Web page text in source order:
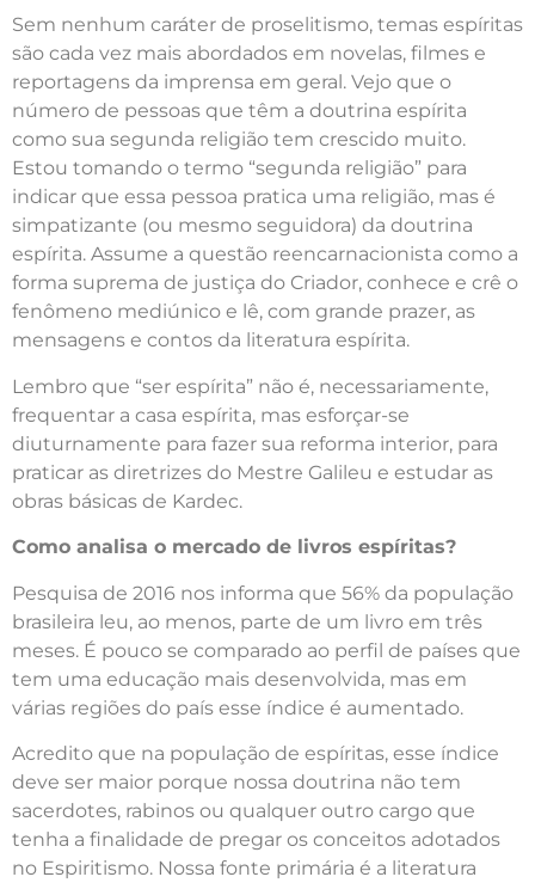
Sem nenhum caráter de proselitismo, temas espíritas
são cada vez mais abordados em novelas, filmes e
reportagens da imprensa em geral. Vejo que o
número de pessoas que têm a doutrina espírita
como sua segunda religião tem crescido muito.
Estou tomando o termo “segunda religião” para
indicar que essa pessoa pratica uma religião, mas é
simpatizante (ou mesmo seguidora) da doutrina
espírita. Assume a questão reencarnacionista como a
forma suprema de justiça do Criador, conhece e crê o
fenômeno mediúnico e lê, com grande prazer, as
mensagens e contos da literatura espírita.
Lembro que “ser espírita” não é, necessariamente,
frequentar a casa espírita, mas esforçar-se
diuturnamente para fazer sua reforma interior, para
praticar as diretrizes do Mestre Galileu e estudar as
obras básicas de Kardec.
Como analisa o mercado de livros espíritas?
Pesquisa de 2016 nos informa que 56% da população
brasileira leu, ao menos, parte de um livro em três
meses. É pouco se comparado ao perfil de países que
tem uma educação mais desenvolvida, mas em
várias regiões do país esse índice é aumentado.
Acredito que na população de espíritas, esse índice
deve ser maior porque nossa doutrina não tem
sacerdotes, rabinos ou qualquer outro cargo que
tenha a finalidade de pregar os conceitos adotados
no Espiritismo. Nossa fonte primária é a literatura